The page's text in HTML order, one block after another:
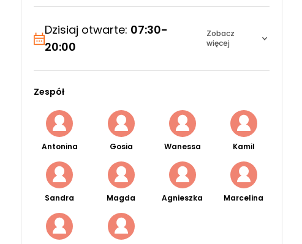
Dzisiaj otwarte: 07:30-
20:00
Zobacz
więcej
Zespół
Antonina Gosia Wanessa Kamil
Sandra Magda Agnieszka Marcelina